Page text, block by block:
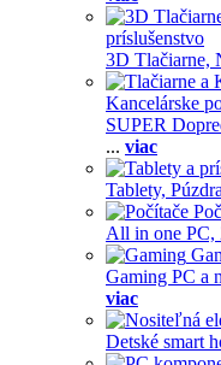
príslušenstvo
3D Tlačiarne,
Kancelárske
SUPER
... viac
Tablety,
All in one PC,
Gaming PC a
viac
Detské smart